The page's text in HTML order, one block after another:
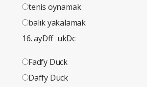
tenis oynamak
balık yakalamak
16. ayDff ukDc
Fadfy Duck
Daffy Duck